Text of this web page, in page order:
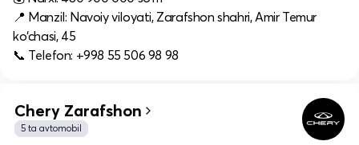
📍 Manzil: Navoiy viloyati, Zarafshon shahri, Amir Temur
ko‘chasi, 45
📞 Telefon: +998 55 506 98 98
Chery Zarafshon
5 ta avtomobil